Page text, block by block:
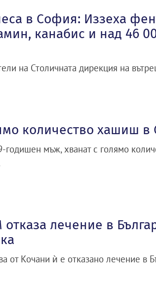
в София: Иззеха
канабис и над 46
на Столичната дирекция на
количество хашиш в
годишен мъж, хванат с голямо
лечение в
от Кочани ѝ е отказано лечение в